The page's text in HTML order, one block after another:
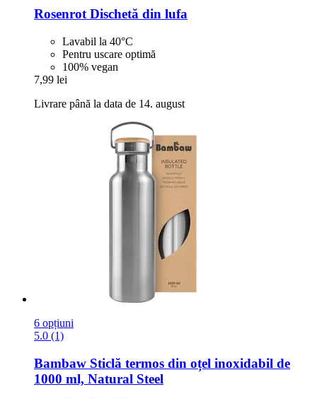
RosenrotDischetă din lufa
Lavabil la 40°C
Pentru uscare optimă
100% vegan
7,99 lei
Livrare până la data de 14. august
6 opțiuni
5.0 (1)
Bambaw Sticlă termos din oțel inoxidabil de
1000 ml, Natural Steel